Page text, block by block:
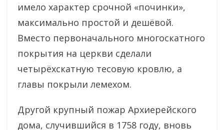
имело характер срочной «починки»,
максимально простой и дешёвой.
Вместо первоначального многоскатного
покрытия на церкви сделали
четырёхскатную тесовую кровлю, а
главы покрыли лемехом.
Другой крупный пожар Архиерейского
дома, случившийся в 1758 году, вновь